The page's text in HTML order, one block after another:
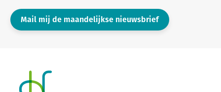
Mail mij de maandelijkse nieuwsbrief